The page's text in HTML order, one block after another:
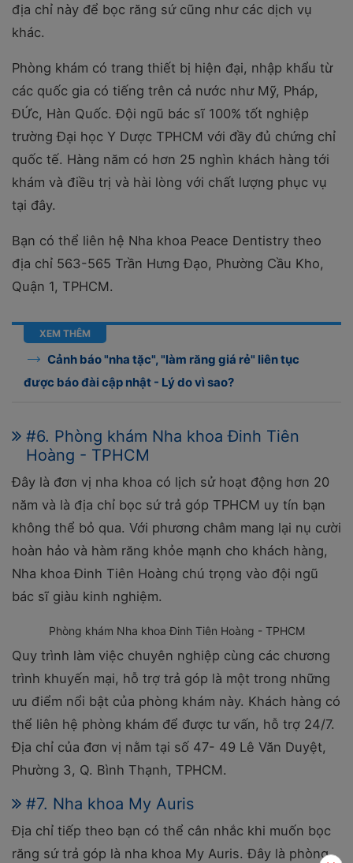
địa chỉ này để bọc răng sứ cũng như các dịch vụ
khác.
Phòng khám có trang thiết bị hiện đại, nhập khẩu từ
các quốc gia có tiếng trên cả nước như Mỹ, Pháp,
ĐỨc, Hàn Quốc. Đội ngũ bác sĩ 100% tốt nghiệp
trường Đại học Y Dược TPHCM với đầy đủ chứng chỉ
quốc tế. Hàng năm có hơn 25 nghìn khách hàng tới
khám và điều trị và hài lòng với chất lượng phục vụ
tại đây.
Bạn có thể liên hệ Nha khoa Peace Dentistry theo
địa chỉ 563-565 Trần Hưng Đạo, Phường Cầu Kho,
Quận 1, TPHCM.
XEM THÊM
Cảnh báo "nha tặc", "làm răng giá rẻ" liên tục
được báo đài cập nhật - Lý do vì sao?
#6. Phòng khám Nha khoa Đinh Tiên
Hoàng - TPHCM
Đây là đơn vị nha khoa có lịch sử hoạt động hơn 20
năm và là địa chỉ bọc sứ trả góp TPHCM uy tín bạn
không thể bỏ qua. Với phương châm mang lại nụ cười
hoàn hảo và hàm răng khỏe mạnh cho khách hàng,
Nha khoa Đinh Tiên Hoàng chú trọng vào đội ngũ
bác sĩ giàu kinh nghiệm.
Phòng khám Nha khoa Đinh Tiên Hoàng - TPHCM
Quy trình làm việc chuyên nghiệp cùng các chương
trình khuyến mại, hỗ trợ trả góp là một trong những
ưu điểm nổi bật của phòng khám này. Khách hàng có
thể liên hệ phòng khám để được tư vấn, hỗ trợ 24/7.
Địa chỉ của đơn vị nằm tại số 47- 49 Lê Văn Duyệt,
Phường 3, Q. Bình Thạnh, TPHCM.
#7. Nha khoa My Auris
Địa chỉ tiếp theo bạn có thể cân nhắc khi muốn bọc
răng sứ trả góp là nha khoa My Auris. Đây là phòng